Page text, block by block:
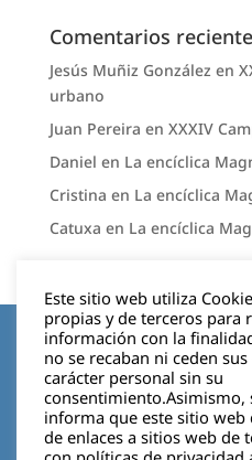
Comentarios
Jesús Muñiz González en
urbano
Juan Pereira en XXXIV
Daniel en La encíclica
Cristina en La encíclica
Catuxa en La encíclica
Aviso
Política de
Este sitio web utiliza
propias y de terceros para
información con la
no se recaban ni ceden
carácter personal sin su
consentimiento.Asimismo,
informa que este sitio web
de enlaces a sitios web de